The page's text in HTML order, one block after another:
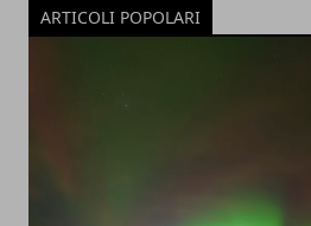
ARTICOLI POPOLARI